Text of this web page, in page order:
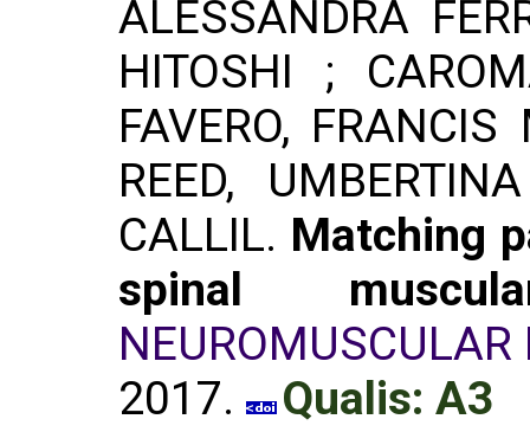
ALESSANDRA
HITOSHI ;
FAVERO,
REED,
CALLIL. Matching
spinal
NEUROMUSCULAR
2017.
Qualis: A3